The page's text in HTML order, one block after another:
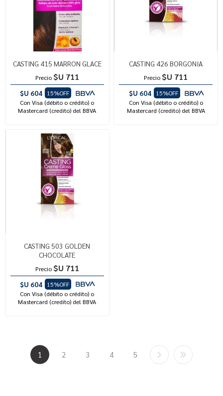
CASTING 415 MARRON GLACE
Precio $U 711
$U 604
15%OFF
Con Visa (débito o crédito) o
Mastercard (credito) del BBVA
CASTING 426 BORGONIA
Precio $U 711
$U 604
15%OFF
Con Visa (débito o crédito) o
Mastercard (credito) del BBVA
CASTING 503 GOLDEN
CHOCOLATE
Precio $U 711
$U 604
15%OFF
Con Visa (débito o crédito) o
Mastercard (credito) del BBVA
1 2 3 4 5